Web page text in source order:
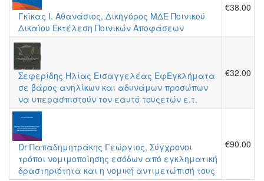
Γκίκας Ι. Αθανάσιος, Δικηγόρος ΜΔΕ Ποινικού
Δικαίου Εκτέλεση Ποινικών Αποφάσεων
€38.00
Σεφερίδης Ηλίας Εισαγγελέας ΕφΕγκλήματα
σε βάρος ανηλίκων και αδυνάμων προσώπων
να υπερασπιστούν τον εαυτό τουςετών ε.τ.
€32.00
Dr Παπαδημητράκης Γεώργιος, Σύγχρονοι
τρόποι νομιμοποίησης εσόδων από εγκληματική
δραστηριότητα και η νομική αντιμετώπισή τους
€90.00